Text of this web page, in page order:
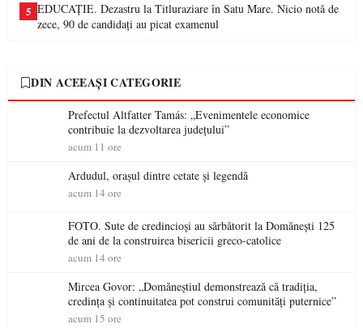
5 EDUCAȚIE. Dezastru la Titluraziare în Satu Mare. Nicio notă de
zece, 90 de candidați au picat examenul
DIN ACEEAȘI CATEGORIE
Prefectul Altfatter Tamás: „Evenimentele economice
contribuie la dezvoltarea județului”
acum 11 ore
Ardudul, orașul dintre cetate și legendă
acum 14 ore
FOTO. Sute de credincioși au sărbătorit la Domănești 125
de ani de la construirea bisericii greco-catolice
acum 14 ore
Mircea Govor: „Domăneștiul demonstrează că tradiția,
credința și continuitatea pot construi comunități puternice”
acum 15 ore